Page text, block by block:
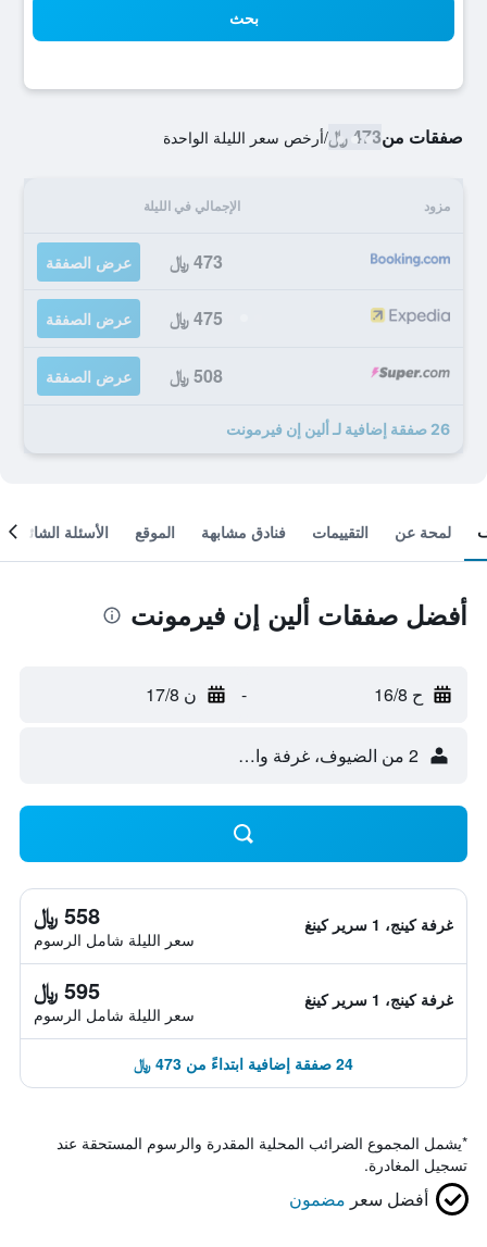
بحث
صفقات من473 ﷼ /أرخص سعر الليلة الواحدة
مزود الإجمالي في الليلة
473 ﷼ عرض الصفقة
475 ﷼ عرض الصفقة
508 ﷼ عرض الصفقة
26 صفقة إضافية لـ ألين إن فيرمونت
لمحة عن التقييمات فنادق مشابهة الموقع الأسئلة الشائعة
أفضل صفقات ألين إن فيرمونت
ح 16/8 - ن 17/8
2 من الضيوف، غرفة واحدة
غرفة كينج، 1 سرير كينغ 558 ﷼
سعر الليلة شامل الرسوم
غرفة كينج، 1 سرير كينغ 595 ﷼
سعر الليلة شامل الرسوم
24 صفقة إضافية ابتداءً من 473 ﷼
*يشمل المجموع الضرائب المحلية المقدرة والرسوم المستحقة عند
تسجيل المغادرة.
أفضل سعر مضمون